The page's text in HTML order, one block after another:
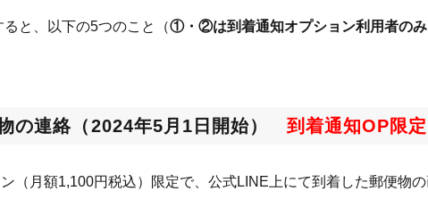
と、以下の5つのこと（①・②は到着通知オプション利用者のみ
の連絡（2024年5月1日開始） 到着通知OP限定
（月額1,100円税込）限定で、公式LINE上にて到着した郵便物